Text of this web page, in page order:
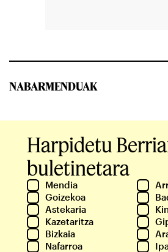
NABARMENDUAK
Harpidetu
buletinetara
Mendia
Goizekoa
Astekaria
Kazetaritza
Bizkaia
Nafarroa